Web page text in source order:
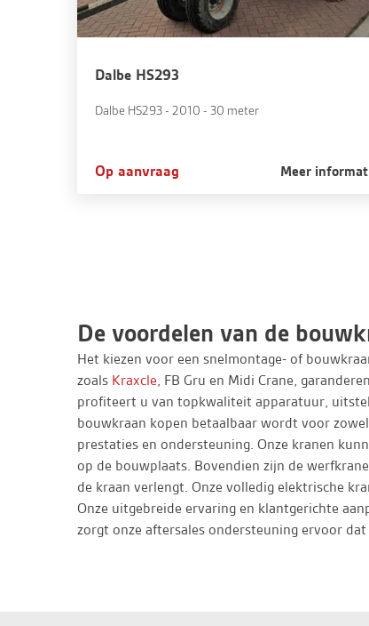
Dalbe HS293
Dalbe HS293 - 2010 - 30 meter
Op aanvraag Meer
De voordelen van de
Het kiezen voor een snelmontage- of
zoals Kraxcle, FB Gru en Midi Crane,
profiteert u van topkwaliteit apparatuur,
bouwkraan kopen betaalbaar wordt voor
prestaties en ondersteuning. Onze kranen
op de bouwplaats. Bovendien zijn de
de kraan verlengt. Onze volledig elektrische
Onze uitgebreide ervaring en klantgerichte
zorgt onze aftersales ondersteuning ervoor